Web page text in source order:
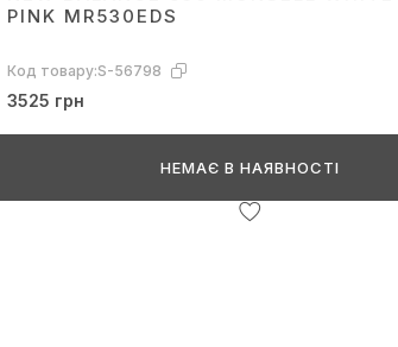
PINK MR530EDS
Код товару:S-56798
3525 грн
НЕМАЄ В НАЯВНОСТІ